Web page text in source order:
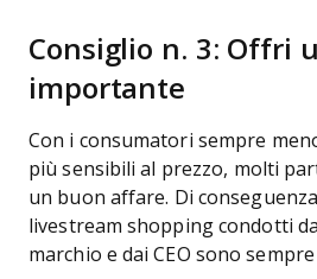
Consiglio n. 3: Offri
importante
Con i consumatori sempre
più sensibili al prezzo, molti
un buon affare. Di
livestream shopping condotti
marchio e dai CEO sono